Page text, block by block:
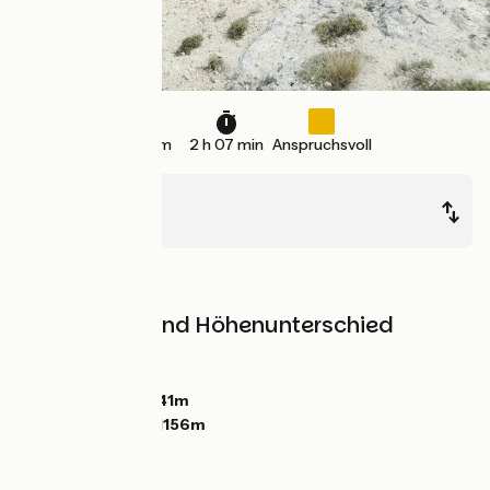
32 km 2 h 07 min Anspruchsvoll
Steigungen und Höhenunterschied
541m
1156m